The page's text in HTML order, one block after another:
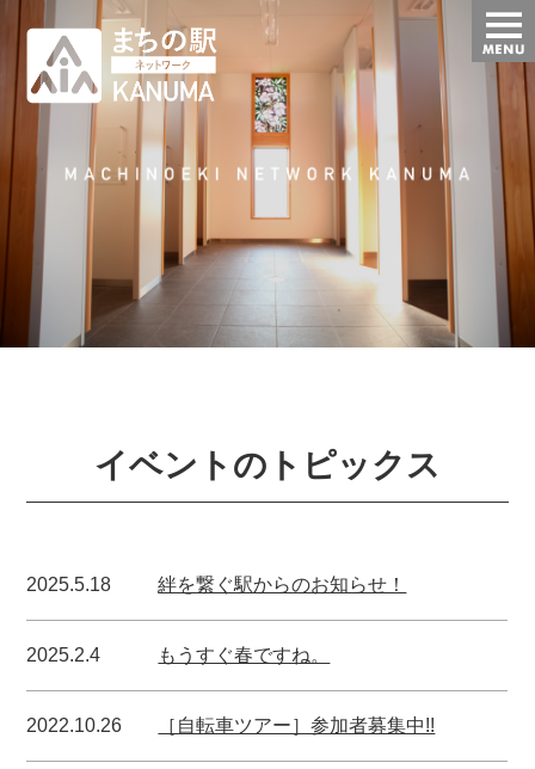
t
o
g
n
a
v
i
g
a
t
イベントのトピックス
2025.5.18 絆を繋ぐ駅からのお知らせ！
2025.2.4 もうすぐ春ですね。
2022.10.26 ［自転車ツアー］参加者募集中!!